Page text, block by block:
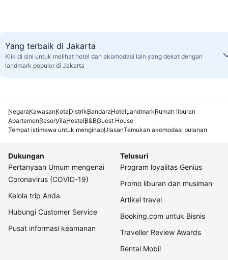
Yang terbaik di Jakarta
Klik di sini untuk melihat hotel dan akomodasi lain yang dekat dengan
landmark populer di Jakarta
NegaraKawasanKotaDistrikBandaraHotelLandmarkRumah liburan
ApartemenResorVilaHostelB&BGuest House
Tempat istimewa untuk menginapUlasanTemukan akomodasi bulanan
Dukungan
Pertanyaan Umum mengenai
Coronavirus (COVID-19)
Kelola trip Anda
Hubungi Customer Service
Pusat informasi keamanan
Telusuri
Program loyalitas Genius
Promo liburan dan musiman
Artikel travel
Booking.com untuk Bisnis
Traveller Review Awards
Rental Mobil